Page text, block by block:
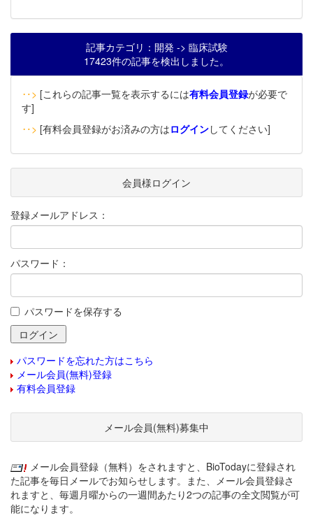
記事カテゴリ：開発 -> 臨床試験
17423件の記事を検出しました。
‥> [これらの記事一覧を表示するには有料会員登録が必要で
す]
‥> [有料会員登録がお済みの方はログインしてください]
会員様ログイン
登録メールアドレス：
パスワード：
パスワードを保存する
パスワードを忘れた方はこちら
メール会員(無料)登録
有料会員登録
メール会員(無料)募集中
メール会員登録（無料）をされますと、BioTodayに登録され
た記事を毎日メールでお知らせします。また、メール会員登録さ
れますと、毎週月曜からの一週間あたり2つの記事の全文閲覧が可
能になります。